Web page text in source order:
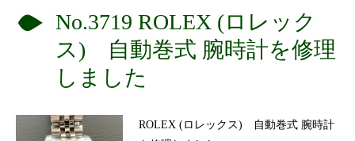
No.3719 ROLEX (ロレック
ス) 自動巻式 腕時計を修理
しました
ROLEX (ロレックス) 自動巻式 腕時計